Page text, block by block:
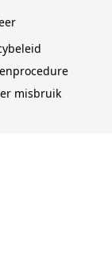
misbruik